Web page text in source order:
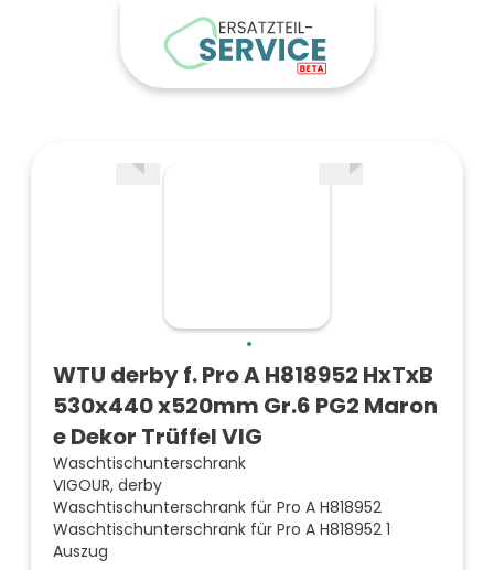
WTU derby f. Pro A H818952 HxTxB
530x440 x520mm Gr.6 PG2 Maron
e Dekor Trüffel VIG
Waschtischunterschrank
VIGOUR, derby
Waschtischunterschrank für Pro A H818952
Waschtischunterschrank für Pro A H818952 1
Auszug